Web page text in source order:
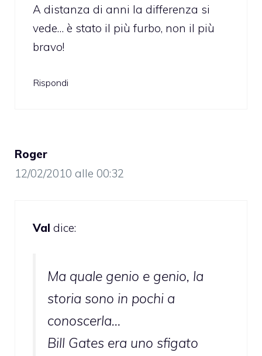
A distanza di anni la differenza si
vede… è stato il più furbo, non il più
bravo!
Rispondi
Roger
12/02/2010 alle 00:32
Val dice:
Ma quale genio e genio, la
storia sono in pochi a
conoscerla…
Bill Gates era uno sfigato